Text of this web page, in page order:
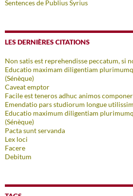
Sentences de Publius Syrius
LES DERNIÈRES CITATIONS
Non satis est reprehendisse peccatum, si
Educatio maximam diligentiam
(Sénèque)
Caveat emptor
Facile est teneros adhuc animos
Emendatio pars studiorum longue
Educatio maximum diligentiam
(Sénèque)
Pacta sunt servanda
Lex loci
Facere
Debitum